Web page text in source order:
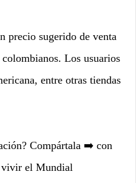
precio sugerido de venta
Los usuarios
entre otras tiendas
Compártala ➡️ con
vivir el Mundial